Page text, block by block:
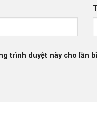
trình duyệt này cho lần